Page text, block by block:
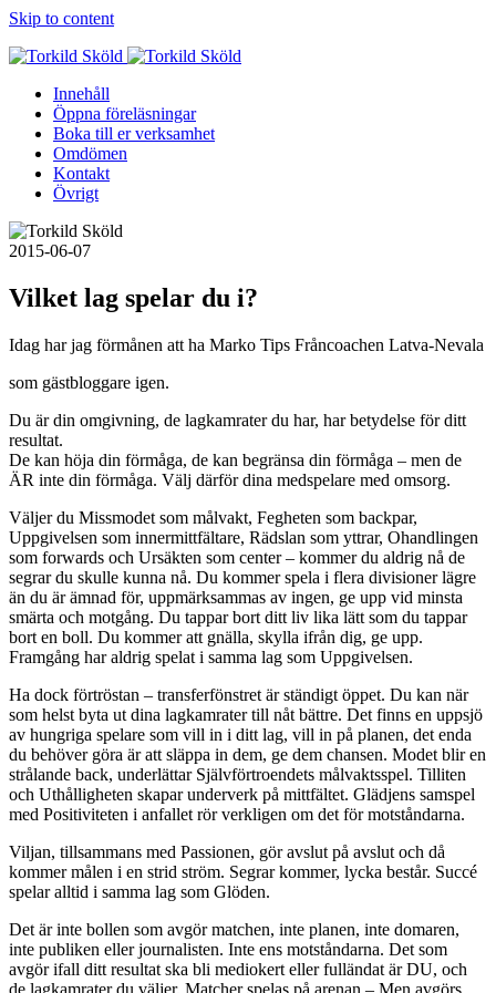
Skip to content
Innehåll
Öppna föreläsningar
Boka till er verksamhet
Omdömen
Kontakt
Övrigt
2015-06-07
Vilket lag spelar du i?
Idag har jag förmånen att ha Marko Tips Fråncoachen Latva-Nevala​
som gästbloggare igen.
Du är din omgivning, de lagkamrater du har, har betydelse för ditt
resultat.
De kan höja din förmåga, de kan begränsa din förmåga – men de
ÄR inte din förmåga. Välj därför dina medspelare med omsorg.
Väljer du Missmodet som målvakt, Fegheten som backpar,
Uppgivelsen som innermittfältare, Rädslan som yttrar, Ohandlingen
som forwards och Ursäkten som center – kommer du aldrig nå de
segrar du skulle kunna nå. Du kommer spela i flera divisioner lägre
än du är ämnad för, uppmärksammas av ingen, ge upp vid minsta
smärta och motgång. Du tappar bort ditt liv lika lätt som du tappar
bort en boll. Du kommer att gnälla, skylla ifrån dig, ge upp.
Framgång har aldrig spelat i samma lag som Uppgivelsen.
Ha dock förtröstan – transferfönstret är ständigt öppet. Du kan när
som helst byta ut dina lagkamrater till nåt bättre. Det finns en uppsjö
av hungriga spelare som vill in i ditt lag, vill in på planen, det enda
du behöver göra är att släppa in dem, ge dem chansen. Modet blir en
strålande back, underlättar Självförtroendets målvaktsspel. Tilliten
och Uthålligheten skapar underverk på mittfältet. Glädjens samspel
med Positiviteten i anfallet rör verkligen om det för motståndarna.
Viljan, tillsammans med Passionen, gör avslut på avslut och då
kommer målen i en strid ström. Segrar kommer, lycka består. Succé
spelar alltid i samma lag som Glöden.
Det är inte bollen som avgör matchen, inte planen, inte domaren,
inte publiken eller journalisten. Inte ens motståndarna. Det som
avgör ifall ditt resultat ska bli mediokert eller fulländat är DU, och
de lagkamrater du väljer. Matcher spelas på arenan – Men avgörs